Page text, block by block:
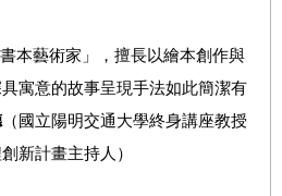
本藝術家」，擅長以繪本創作與
寓意的故事呈現手法如此簡潔有
（國立陽明交通大學終身講座教授
新計畫主持人）